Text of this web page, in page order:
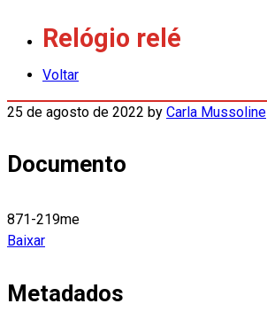
Relógio relé
Voltar
25 de agosto de 2022 by Carla Mussoline
Documento
871-219me
Baixar
Metadados